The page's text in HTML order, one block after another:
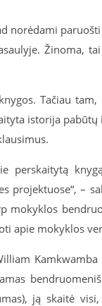
norėdami
Žinoma,
Tačiau
istorija
perskaitytą
projektuose“, –
mokyklos
apie mokyklos
Kamkwamba
ją skaitė